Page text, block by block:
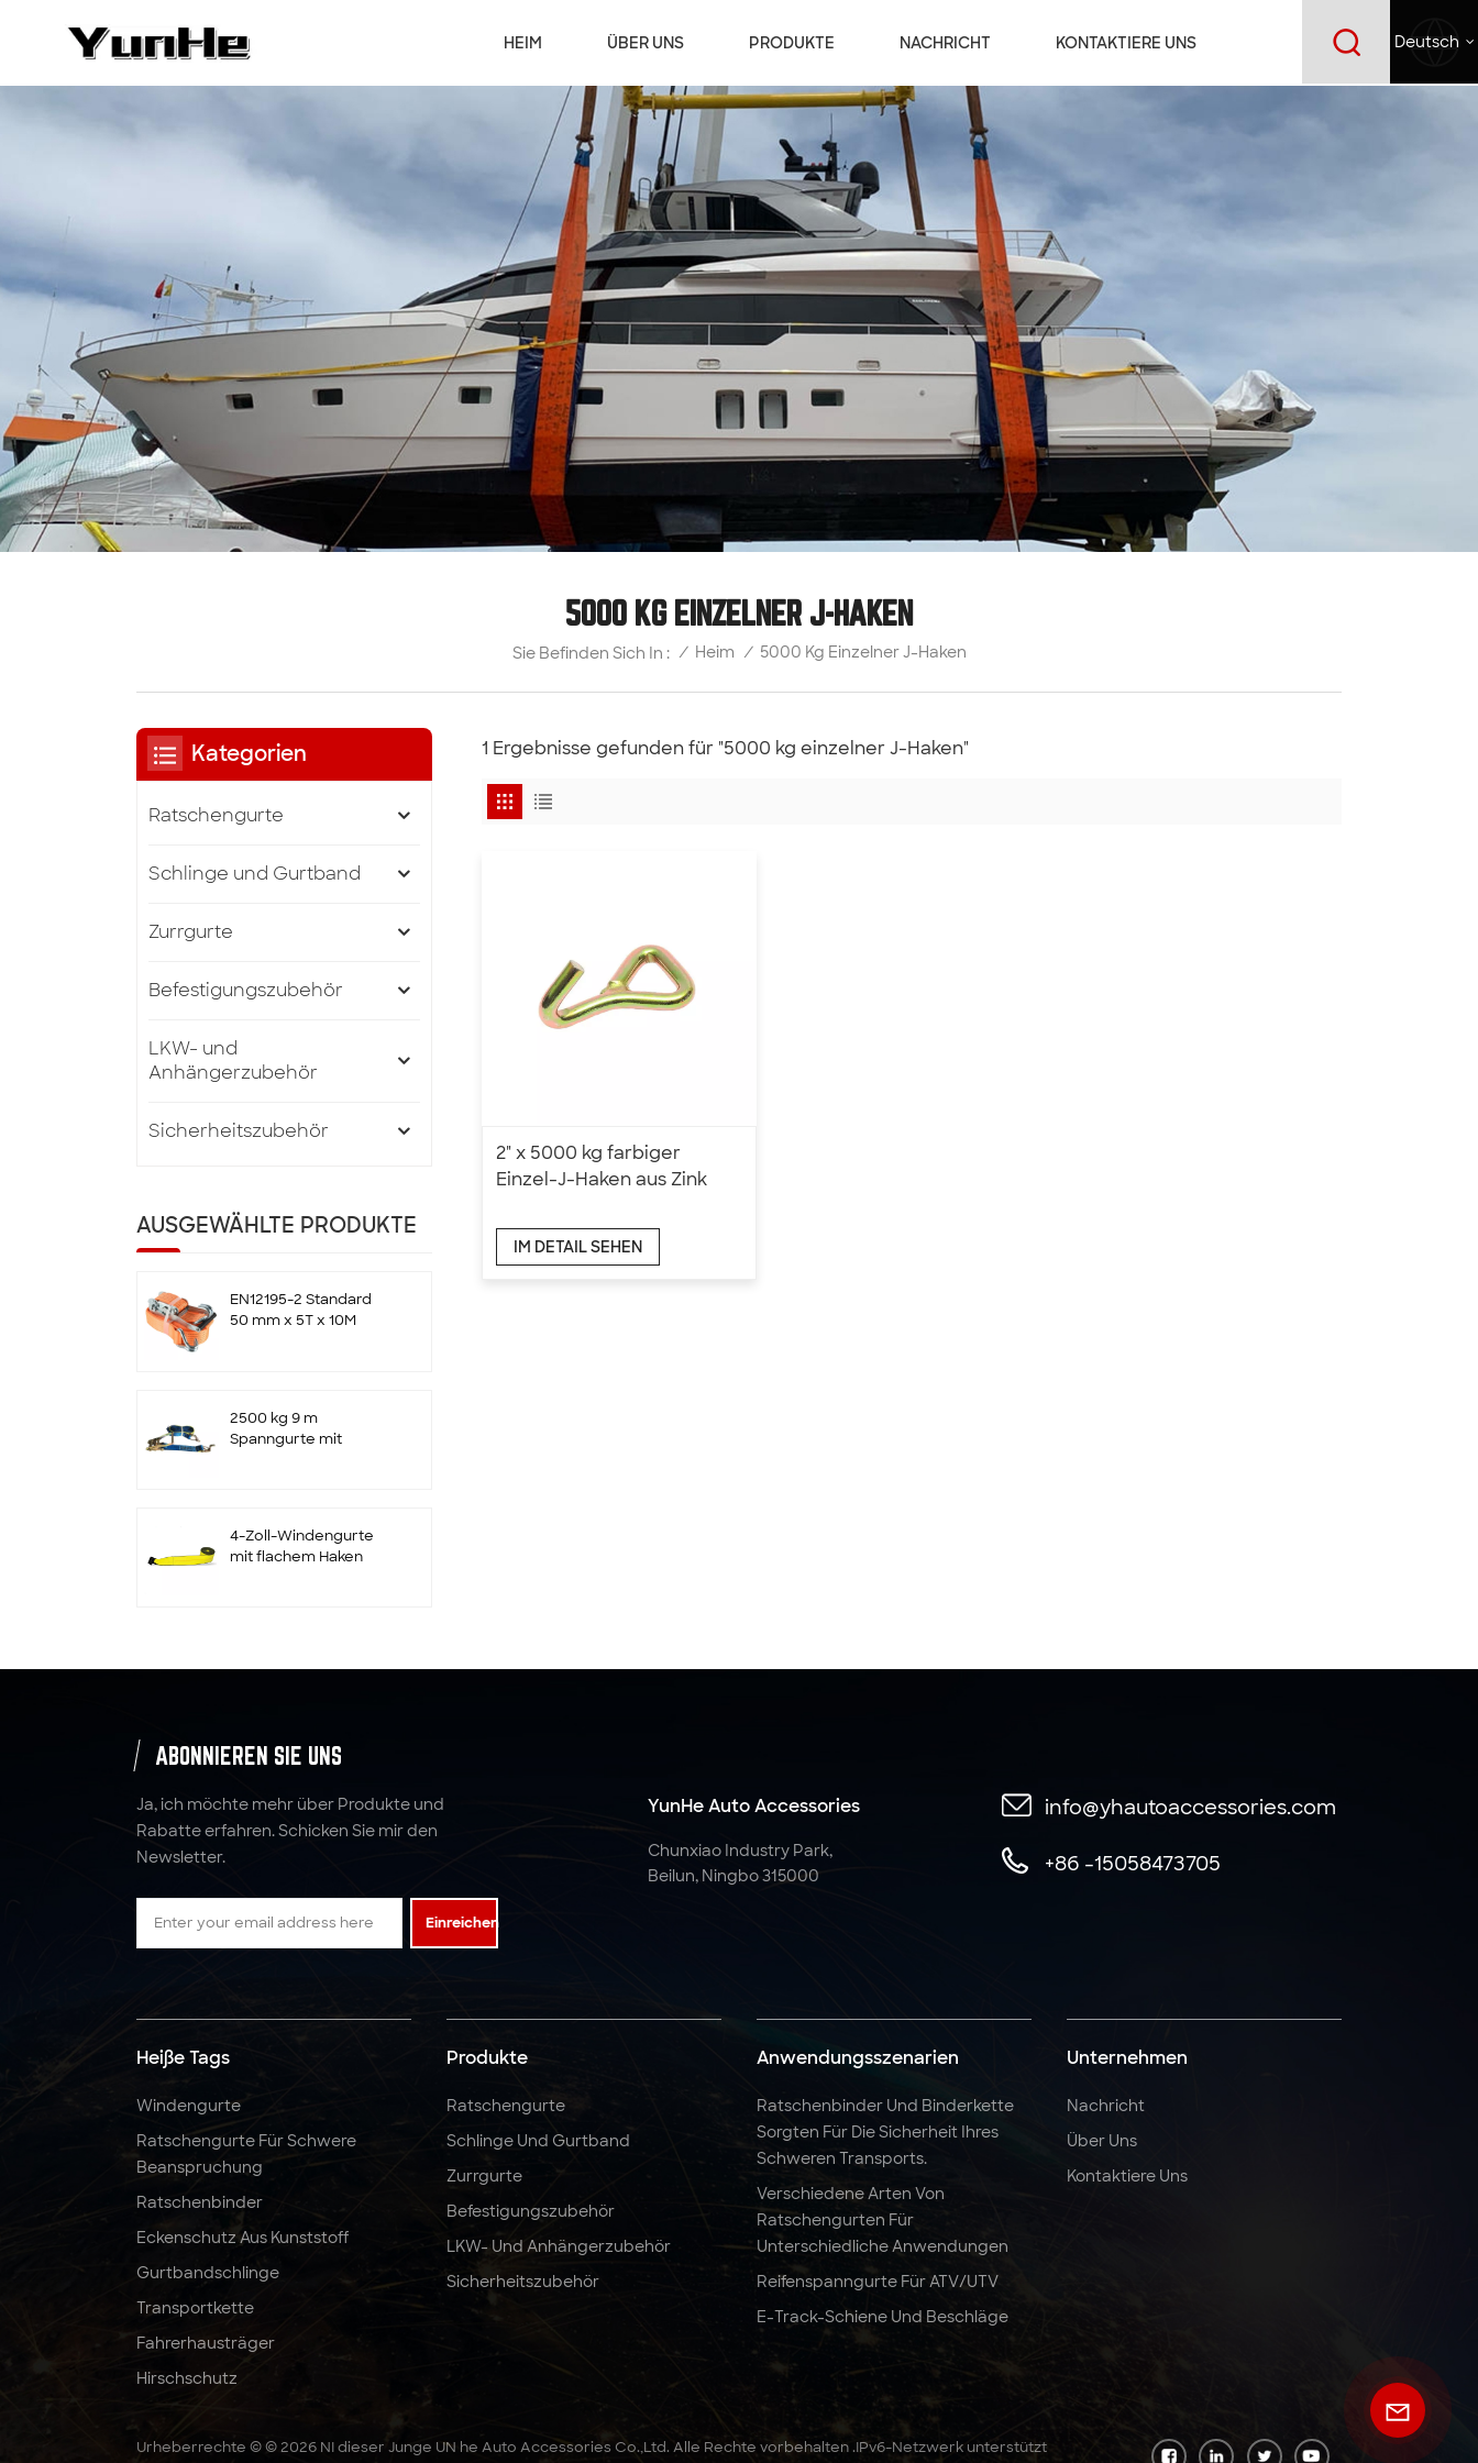
Deutsch
HEIM ÜBER UNS PRODUKTE NACHRICHT KONTAKTIERE UNS
5000 KG EINZELNER J-HAKEN
Sie Befinden Sich In : / Heim / 5000 Kg Einzelner J-Haken
1 Ergebnisse gefunden für "5000 kg einzelner J-Haken"
2" x 5000 kg farbiger
Einzel-J-Haken aus Zink
IM DETAIL SEHEN
Kategorien
Ratschengurte
Schlinge und Gurtband
Zurrgurte
Befestigungszubehör
LKW- und
Anhängerzubehör
Sicherheitszubehör
AUSGEWÄHLTE PRODUKTE
EN12195-2 Standard
50 mm x 5T x 10M
2500 kg 9 m
Spanngurte mit
4-Zoll-Windengurte
mit flachem Haken
x 10000LBS x 10'
Ratsche
Gurtbandschlinge
2" x 10000 LBS x 27
Fuß Ratschengurte,
robust
ABONNIEREN SIE UNS
Ja, ich möchte mehr über Produkte und
Rabatte erfahren. Schicken Sie mir den
Newsletter.
Einreichen
YunHe Auto Accessories
Chunxiao Industry Park,
Beilun, Ningbo 315000
info@yhautoaccessories.com
+86 -15058473705
Heiße Tags
Windengurte
Ratschengurte Für Schwere
Beanspruchung
Ratschenbinder
Eckenschutz Aus Kunststoff
Gurtbandschlinge
Transportkette
Fahrerhausträger
Hirschschutz
Produkte
Ratschengurte
Schlinge Und Gurtband
Zurrgurte
Befestigungszubehör
LKW- Und Anhängerzubehör
Sicherheitszubehör
Anwendungsszenarien
Ratschenbinder Und Binderkette
Sorgten Für Die Sicherheit Ihres
Schweren Transports.
Verschiedene Arten Von
Ratschengurten Für
Unterschiedliche Anwendungen
Reifenspanngurte Für ATV/UTV
E-Track-Schiene Und Beschläge
Unternehmen
Nachricht
Über Uns
Kontaktiere Uns
Urheberrechte © © 2026 NI dieser Junge UN he Auto Accessories Co.,Ltd. Alle Rechte vorbehalten .IPv6-Netzwerk unterstützt